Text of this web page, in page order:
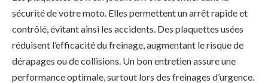
sécurité de votre moto. Elles permettent un arrêt rapide et
contrôlé, évitant ainsi les accidents. Des plaquettes usées
réduisent l’efficacité du freinage, augmentant le risque de
dérapages ou de collisions. Un bon entretien assure une
performance optimale, surtout lors des freinages d’urgence.